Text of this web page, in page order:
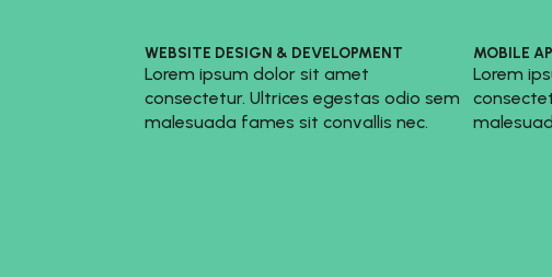
WEBSITE DESIGN & DEVELOPMENT
Lorem ipsum dolor sit amet
consectetur. Ultrices egestas odio sem
malesuada fames sit convallis nec.
MOBILE
Lorem